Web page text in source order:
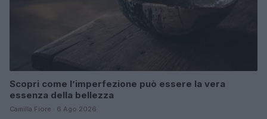
Scopri come l’imperfezione può essere la vera
essenza della bellezza
Camilla Fiore · 6 Ago 2026